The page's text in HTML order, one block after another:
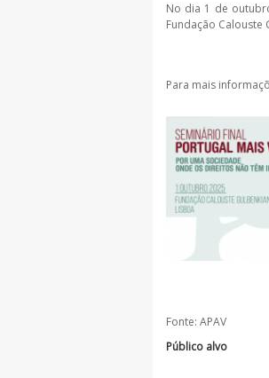
No dia 1 de
Fundação Calouste
Para mais
Fonte: APAV
Público alvo